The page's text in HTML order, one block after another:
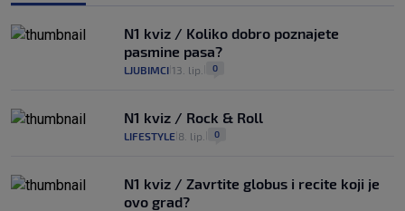
N1 kviz / Koliko dobro poznajete
pasmine pasa?
LJUBIMCI 13. lip. 0
N1 kviz / Rock & Roll
LIFESTYLE 8. lip. 0
N1 kviz / Zavrtite globus i recite koji je
ovo grad?